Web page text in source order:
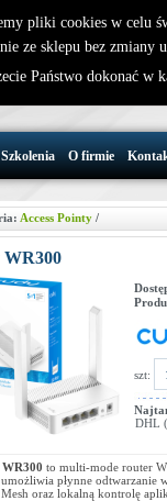
32 721 86
Szkolenia O firmie
Access Pointy/
szt:
DHL
to multi-mode router
płynne odtwarzanie
oraz lokalną kontrolę
pliki cookies w celu
ze sklepu bez zmiany
Państwo dokonać w